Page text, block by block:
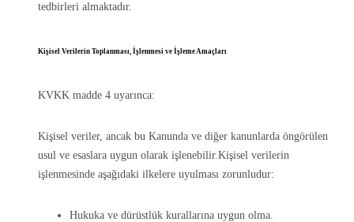
tedbirleri almaktadır.
Kişisel Verilerin Toplanması, İşlenmesi ve İşleme Amaçları
KVKK madde 4 uyarınca:
Kişisel veriler, ancak bu Kanunda ve diğer kanunlarda öngörülen
usul ve esaslara uygun olarak işlenebilir.Kişisel verilerin
işlenmesinde aşağıdaki ilkelere uyulması zorunludur:
Hukuka ve dürüstlük kurallarına uygun olma.